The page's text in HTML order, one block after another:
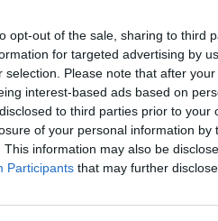
opt-out of the sale, sharing to third
for targeted advertising by
selection. Please note that after
interest-based ads based on
to third parties prior to
of your personal information by
This information may also be
Participants that may further